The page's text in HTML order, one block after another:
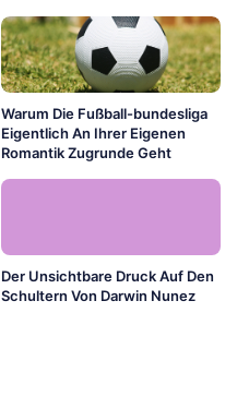
Warum Die Fußball-bundesliga
Eigentlich An Ihrer Eigenen
Romantik Zugrunde Geht
Der Unsichtbare Druck Auf Den
Schultern Von Darwin Nunez